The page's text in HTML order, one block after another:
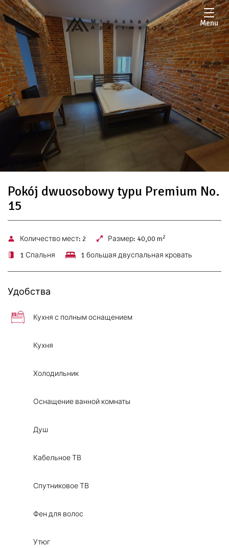
Menu
Pokój dwuosobowy typu Premium No.
15
Количество мест: 2 Размер: 40,00 m2
1 Спальня 1 большая двуспальная кровать
Удобства
Кухня с полным оснащением
Кухня
Холодильник
Оснащение ванной комнаты
Душ
Кабельное ТВ
Спутниковое ТВ
Фен для волос
Утюг